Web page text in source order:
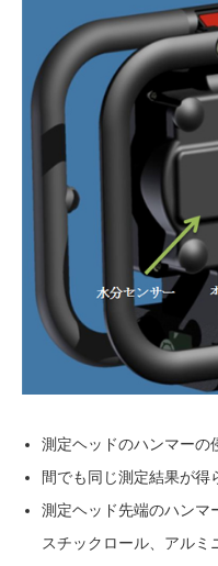
測定ヘッドのハンマーの
間でも同じ測定結果が得
測定ヘッド先端のハンマ
スチックロール、アルミ